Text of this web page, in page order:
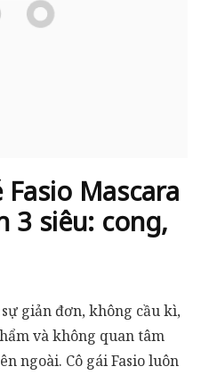
Mascara
3 siêu: cong,
giản đơn, không cầu kì,
và không quan tâm
ngoài. Cô gái Fasio luôn